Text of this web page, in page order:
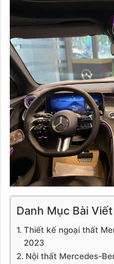
Danh Mục Bài Viết
Thiết kế ngoại thất
2023
Nội thất Mercedes-